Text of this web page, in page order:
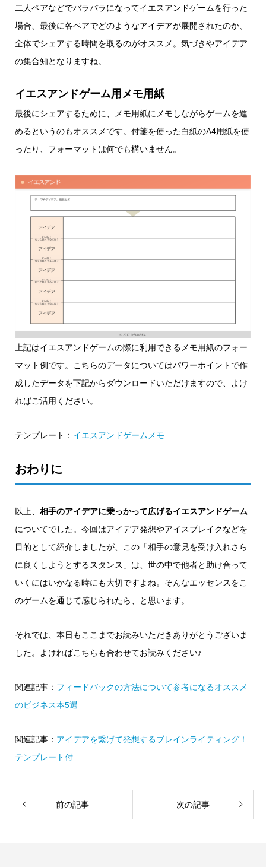
二人ペアなどでバラバラになってイエスアンドゲームを行った
場合、最後に各ペアでどのようなアイデアが展開されたのか、
全体でシェアする時間を取るのがオススメ。気づきやアイデア
の集合知となりますね。
イエスアンドゲーム用メモ用紙
最後にシェアするために、メモ用紙にメモしながらゲームを進
めるというのもオススメです。付箋を使った白紙のA4用紙を使
ったり、フォーマットは何でも構いません。
上記はイエスアンドゲームの際に利用できるメモ用紙のフォー
マット例です。こちらのデータについてはパワーポイントで作
成したデータを下記からダウンロードいただけますので、よけ
ればご活用ください。
テンプレート： イエスアンドゲームメモ
おわりに
以上、 相手のアイデアに乗っかって広げるイエスアンドゲーム
についてでした。今回はアイデア発想やアイスブレイクなどを
目的として紹介しましたが、この「相手の意見を受け入れさら
に良くしようとするスタンス」は、世の中で他者と助け合って
いくにはいかなる時にも大切ですよね。そんなエッセンスをこ
のゲームを通じて感じられたら、と思います。
それでは、本日もここまでお読みいただきありがとうございま
した。よければこちらも合わせてお読みください♪
関連記事： フィードバックの方法について参考になるオススメ
のビジネス本5選
関連記事： アイデアを繋げて発想するブレインライティング！
テンプレート付
前の記事 次の記事